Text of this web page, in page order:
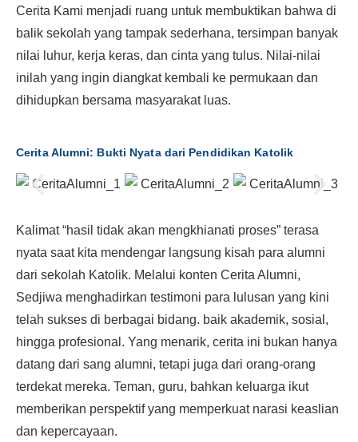
Cerita Kami menjadi ruang untuk membuktikan bahwa di
balik sekolah yang tampak sederhana, tersimpan banyak
nilai luhur, kerja keras, dan cinta yang tulus. Nilai-nilai
inilah yang ingin diangkat kembali ke permukaan dan
dihidupkan bersama masyarakat luas.
Cerita Alumni: Bukti Nyata dari Pendidikan Katolik
Kalimat “hasil tidak akan mengkhianati proses” terasa
nyata saat kita mendengar langsung kisah para alumni
dari sekolah Katolik. Melalui konten Cerita Alumni,
Sedjiwa menghadirkan testimoni para lulusan yang kini
telah sukses di berbagai bidang. baik akademik, sosial,
hingga profesional. Yang menarik, cerita ini bukan hanya
datang dari sang alumni, tetapi juga dari orang-orang
terdekat mereka. Teman, guru, bahkan keluarga ikut
memberikan perspektif yang memperkuat narasi keaslian
dan kepercayaan.